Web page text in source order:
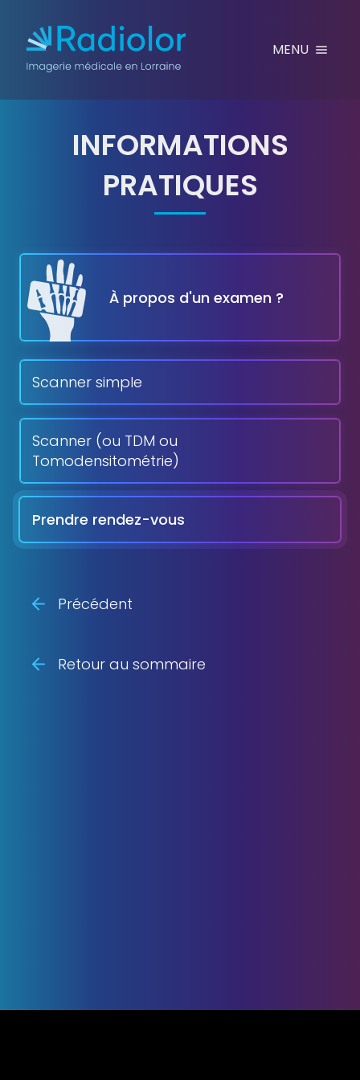
MENU
INFORMATIONS
PRATIQUES
À propos d'un examen ?
Scanner simple
Scanner (ou TDM ou
Tomodensitométrie)
Prendre rendez-vous
Précédent
Retour au sommaire